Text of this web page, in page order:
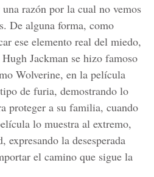
razón por la cual no vemos
De alguna forma, como
ese elemento real del miedo,
Jackman se hizo famoso
Wolverine, en la película
de furia, demostrando lo
proteger a su familia, cuando
lo muestra al extremo,
expresando la desesperada
el camino que sigue la